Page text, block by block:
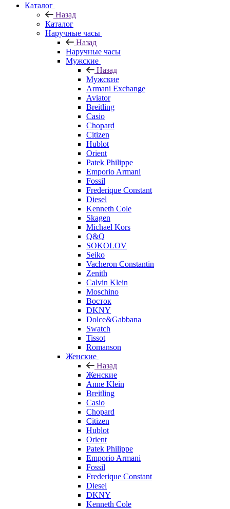
Каталог
Назад
Каталог
Наручные часы
Назад
Наручные часы
Мужские
Назад
Мужские
Armani Exchange
Aviator
Breitling
Casio
Chopard
Citizen
Hublot
Orient
Patek Philippe
Emporio Armani
Fossil
Frederique Constant
Diesel
Kenneth Cole
Skagen
Michael Kors
Q&Q
SOKOLOV
Seiko
Vacheron Constantin
Zenith
Calvin Klein
Moschino
Восток
DKNY
Dolce&Gabbana
Swatch
Tissot
Romanson
Женские
Назад
Женские
Anne Klein
Breitling
Casio
Chopard
Citizen
Hublot
Orient
Patek Philippe
Emporio Armani
Fossil
Frederique Constant
Diesel
DKNY
Kenneth Cole